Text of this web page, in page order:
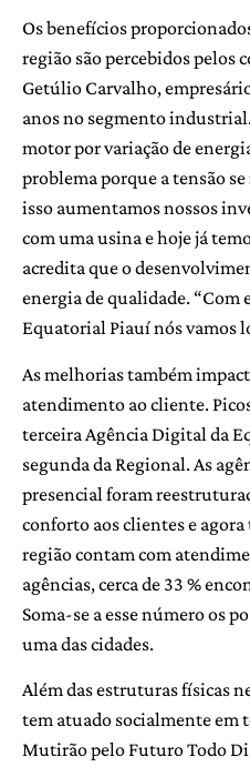
Os benefícios
região são percebidos pelos
Getúlio Carvalho,
anos no segmento
motor por variação de
problema porque a tensão
isso aumentamos nossos
com uma usina e hoje já
acredita que o
energia de qualidade. “Com
Equatorial Piauí nós vamos
As melhorias também
atendimento ao cliente.
terceira Agência Digital da
segunda da Regional. As
presencial foram
conforto aos clientes e
região contam com
agências, cerca de 33 %
Soma-se a esse número os
uma das cidades.
Além das estruturas físicas
tem atuado socialmente em
Mutirão pelo Futuro Todo